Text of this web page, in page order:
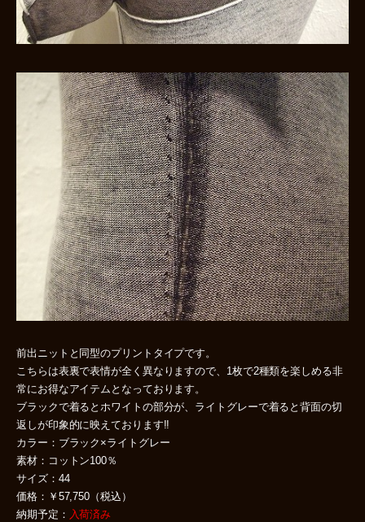
前出ニットと同型のプリントタイプです。
こちらは表裏で表情が全く異なりますので、1枚で2種類を楽しめる非
常にお得なアイテムとなっております。
ブラックで着るとホワイトの部分が、ライトグレーで着ると背面の切
返しが印象的に映えております!!
カラー：ブラック×ライトグレー
素材：コットン100％
サイズ：44
価格：￥57,750（税込）
納期予定： 入荷済み